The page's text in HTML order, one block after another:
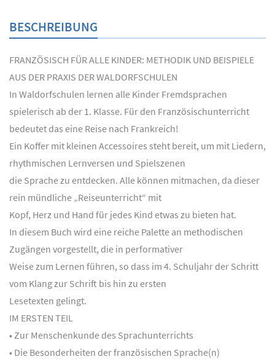
BESCHREIBUNG
FRANZÖSISCH FÜR ALLE KINDER: METHODIK UND BEISPIELE
AUS DER PRAXIS DER WALDORFSCHULEN
In Waldorfschulen lernen alle Kinder Fremdsprachen
spielerisch ab der 1. Klasse. Für den Französischunterricht
bedeutet das eine Reise nach Frankreich!
Ein Koffer mit kleinen Accessoires steht bereit, um mit Liedern,
rhythmischen Lernversen und Spielszenen
die Sprache zu entdecken. Alle können mitmachen, da dieser
rein mündliche „Reiseunterricht“ mit
Kopf, Herz und Hand für jedes Kind etwas zu bieten hat.
In diesem Buch wird eine reiche Palette an methodischen
Zugängen vorgestellt, die in performativer
Weise zum Lernen führen, so dass im 4. Schuljahr der Schritt
vom Klang zur Schrift bis hin zu ersten
Lesetexten gelingt.
IM ERSTEN TEIL
• Zur Menschenkunde des Sprachunterrichts
• Die Besonderheiten der französischen Sprache(n)